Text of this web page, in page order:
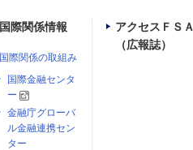
国際関係情報
国際関係の取組み
国際金融センタ
ー
金融庁グローバ
ル金融連携セン
ター
アクセスＦＳＡ
（広報誌）